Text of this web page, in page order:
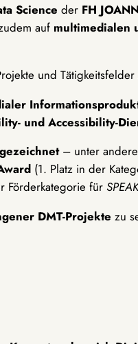
Science der FH
auf multimedialen
und
und Accessibility-
– unter
(1. Platz in der
Förderkategorie für
DMT-Projekte zu